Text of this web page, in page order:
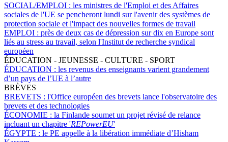
SOCIAL/EMPLOI : les ministres de l'Emploi et des Affaires
sociales de l'UE se pencheront lundi sur l'avenir des systèmes de
protection sociale et l'impact des nouvelles formes de travail
EMPLOI : près de deux cas de dépression sur dix en Europe sont
liés au stress au travail, selon l'Institut de recherche syndical
européen
ÉDUCATION - JEUNESSE - CULTURE - SPORT
ÉDUCATION : les revenus des enseignants varient grandement
d’un pays de l’UE à l’autre
BRÈVES
BREVETS : l'Office européen des brevets lance l'observatoire des
brevets et des technologies
ÉCONOMIE : la Finlande soumet un projet révisé de relance
incluant un chapitre 'REPowerEU'
ÉGYPTE : le PE appelle à la libération immédiate d’Hisham